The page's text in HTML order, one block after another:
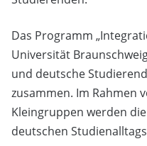
Das Programm
Universität
und deutsche
zusammen. Im Rahmen
Kleingruppen werden
deutschen